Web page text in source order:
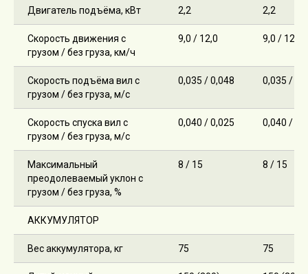
Двигатель подъёма, кВт 2,2 2,2
Скорость движения с
грузом / без груза, км/ч
9,0 / 12,0 9,0 / 12,0
Скорость подъёма вил с
грузом / без груза, м/с
0,035 / 0,048 0,035 /
Скорость спуска вил с
грузом / без груза, м/с
0,040 / 0,025 0,040 /
Максимальный
преодолеваемый уклон с
грузом / без груза, %
8 / 15 8 / 15
АККУМУЛЯТОР
Вес аккумулятора, кг 75 75